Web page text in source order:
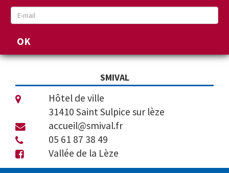
SMIVAL
Hôtel de ville
31410 Saint Sulpice sur lèze
accueil@smival.fr
05 61 87 38 49
Vallée de la Lèze